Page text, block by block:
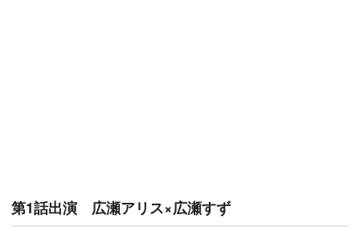
第1話出演 広瀬アリス×広瀬すず